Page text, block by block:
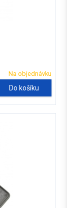
Na objednávku
Do košíku